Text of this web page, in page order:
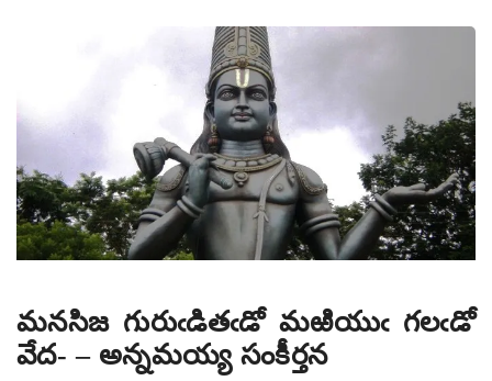
మనసిజ గురుఁడితఁడో మఱియుఁ గలఁడో
వేద- – అన్నమయ్య సంకీర్తన